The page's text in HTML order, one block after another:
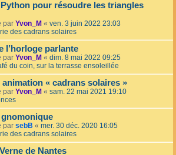
pour résoudre les triangles
par Yvon_M « ven. 3 juin 2022 23:03
des cadrans solaires
l’horloge parlante
par Yvon_M « dim. 8 mai 2022 09:25
du coin, sur la terrasse ensoleillée
animation « cadrans solaires »
par Yvon_M « sam. 22 mai 2021 19:10
par sebB « mer. 30 déc. 2020 16:05
des cadrans solaires
de Nantes